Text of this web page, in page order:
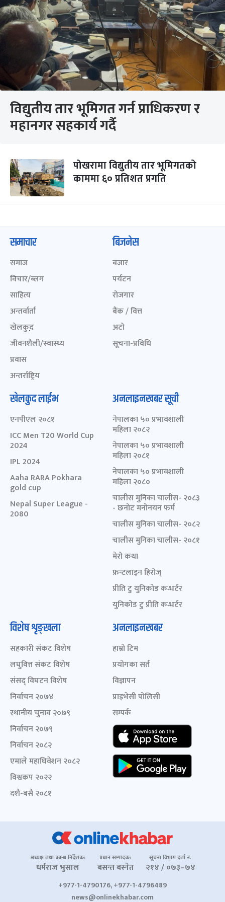
विद्युतीय तार भूमिगत गर्न प्राधिकरण र
महानगर सहकार्य गर्दै
पोखरामा विद्युतीय तार भूमिगतको
काममा ६० प्रतिशत प्रगति
समाचार
समाज
विचार/ब्लग
साहित्य
अन्तर्वार्ता
खेलकुद़़
जीवनशैली/स्वास्थ्य
प्रवास
अन्तर्राष्ट्रिय
बिजनेस
बजार
पर्यटन
रोजगार
बैंक / वित्त
अटो
सूचना-प्रविधि
खेलकुद लाईभ
एनपीएल २०८१
ICC Men T20 World Cup
2024
IPL 2024
Aaha RARA Pokhara
gold cup
Nepal Super League -
2080
अनलाइनखबर सूची
नेपालका ५० प्रभावशाली
महिला २०८२
नेपालका ५० प्रभावशाली
महिला २०८१
नेपालका ५० प्रभावशाली
महिला २०८०
चालीस मुनिका चालीस- २०८३
- छनोट मनोनयन फर्म
चालीस मुनिका चालीस- २०८२
चालीस मुनिका चालीस- २०८१
मेरो कथा
फ्रन्टलाइन हिरोज्
प्रीति टु युनिकोड कन्भर्टर
युनिकोड टु प्रीति कन्भर्टर
विशेष शृङ्खला
सहकारी संकट विशेष
लघुवित्त संकट विशेष
संसद् विघटन विशेष
निर्वाचन २०७४
स्थानीय चुनाव २०७९
निर्वाचन २०७९
निर्वाचन २०८२
एमाले महाधिवेशन २०८२
विश्वकप २०२२
दशैं-बसैं २०८१
अनलाइनखबर
हाम्रो टिम
प्रयोगका सर्त
विज्ञापन
प्राइभेसी पोलिसी
सम्पर्क
अध्यक्ष तथा प्रबन्ध निर्देशक:
धर्मराज भुसाल
प्रधान सम्पादक:
बसन्त बस्नेत
सूचना विभाग दर्ता नं.
२१४ / ०७३–७४
+977-1-4790176, +977-1-4796489
news@onlinekhabar.com